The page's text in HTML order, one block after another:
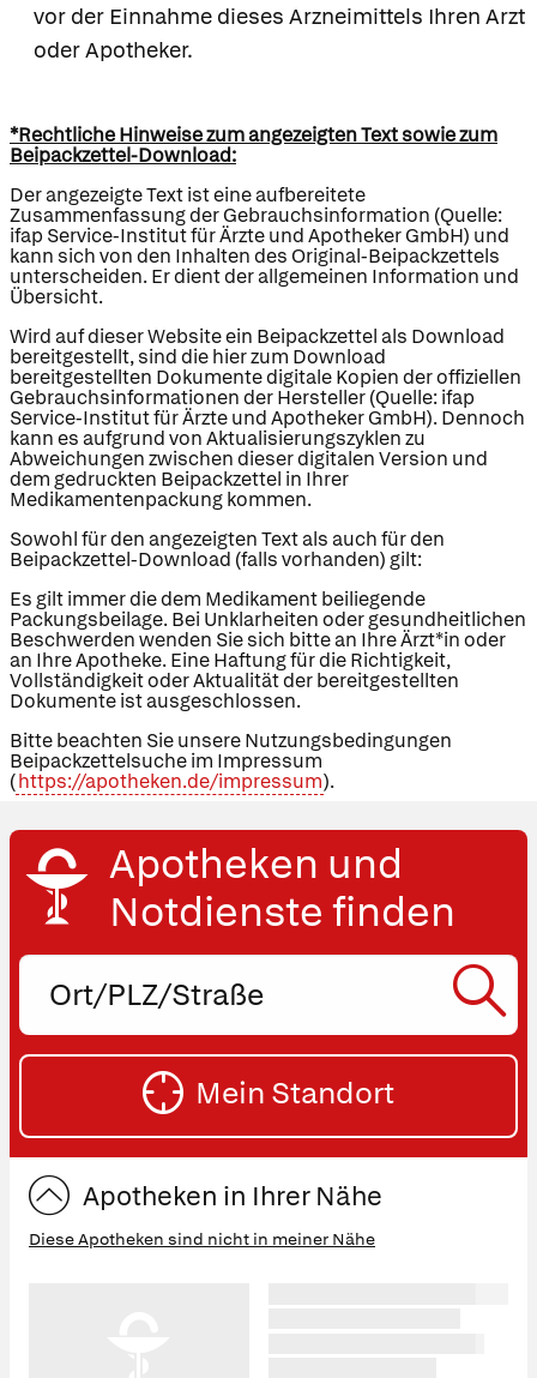
vor der Einnahme dieses Arzneimittels Ihren Arzt
oder Apotheker.
*Rechtliche Hinweise zum angezeigten Text sowie zum
Beipackzettel-Download:
Der angezeigte Text ist eine aufbereitete
Zusammenfassung der Gebrauchsinformation (Quelle:
ifap Service-Institut für Ärzte und Apotheker GmbH) und
kann sich von den Inhalten des Original-Beipackzettels
unterscheiden. Er dient der allgemeinen Information und
Übersicht.
Wird auf dieser Website ein Beipackzettel als Download
bereitgestellt, sind die hier zum Download
bereitgestellten Dokumente digitale Kopien der offiziellen
Gebrauchsinformationen der Hersteller (Quelle: ifap
Service-Institut für Ärzte und Apotheker GmbH). Dennoch
kann es aufgrund von Aktualisierungszyklen zu
Abweichungen zwischen dieser digitalen Version und
dem gedruckten Beipackzettel in Ihrer
Medikamentenpackung kommen.
Sowohl für den angezeigten Text als auch für den
Beipackzettel-Download (falls vorhanden) gilt:
Es gilt immer die dem Medikament beiliegende
Packungsbeilage. Bei Unklarheiten oder gesundheitlichen
Beschwerden wenden Sie sich bitte an Ihre Ärzt*in oder
an Ihre Apotheke. Eine Haftung für die Richtigkeit,
Vollständigkeit oder Aktualität der bereitgestellten
Dokumente ist ausgeschlossen.
Bitte beachten Sie unsere Nutzungsbedingungen
Beipackzettelsuche im Impressum
(https://apotheken.de/impressum).
Apotheken und
Notdienste finden
Ort,
oder
Straße
Mein Standort
Apotheken in Ihrer Nähe
Diese Apotheken sind nicht in meiner Nähe